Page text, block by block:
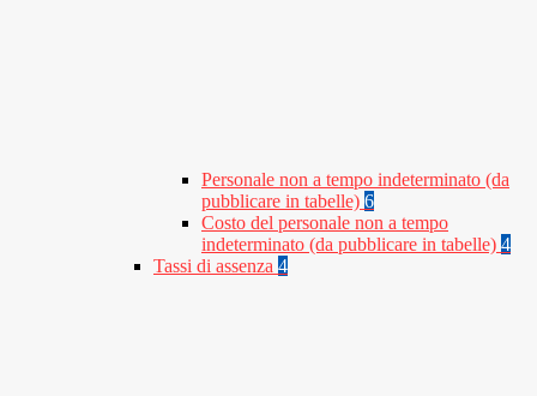
Personale non a tempo indeterminato (da
pubblicare in tabelle) 6
Costo del personale non a tempo
indeterminato (da pubblicare in tabelle) 4
Tassi di assenza 4